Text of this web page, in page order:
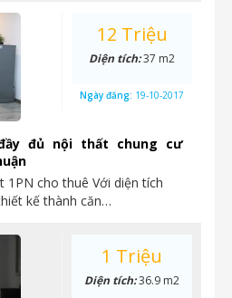
đủ nội thất chung cư
1PN cho thuê Với diện tích
kế thành căn…
12 Triệu
Diện tích:37 m2
Ngày đăng: 19-10-2017
1 Triệu
Diện tích:36.9 m2